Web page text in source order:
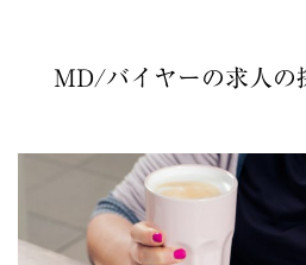
MD/バイヤーの求人の